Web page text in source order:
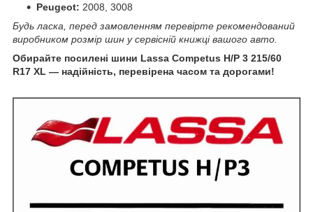
Peugeot: 2008, 3008
Будь ласка, перед замовленням перевірте рекомендований
виробником розмір шин у сервісній книжці вашого авто.
Обирайте посилені шини Lassa Competus H/P 3 215/60
R17 XL — надійність, перевірена часом та дорогами!